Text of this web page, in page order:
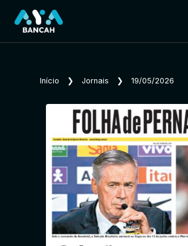
Início ❯ Jornais ❯ 19/05/2026